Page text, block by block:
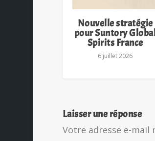
Nouvelle stratégie
pour Suntory
Spirits France
6 juillet 2026
Laisser une réponse
Votre adresse e-mail